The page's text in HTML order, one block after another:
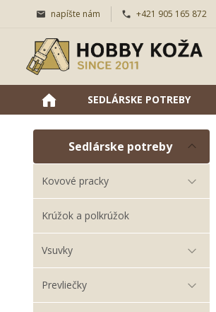
napíšte nám +421 905 165 872
SEDLÁRSKE POTREBY
Sedlárske potreby
Kovové pracky
Krúžok a polkrúžok
Vsuvky
Prevliečky